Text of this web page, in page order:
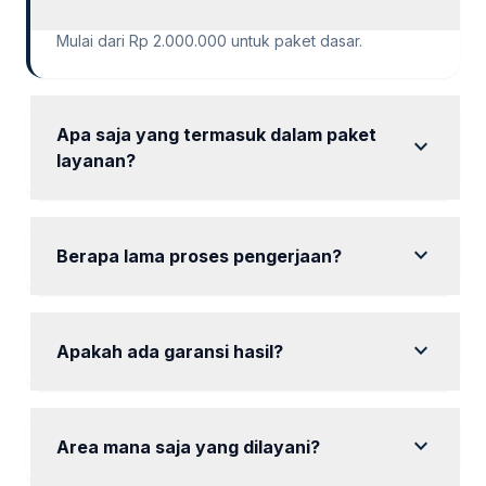
Mulai dari Rp 2.000.000 untuk paket dasar.
Apa saja yang termasuk dalam paket
layanan?
expand_more
Berapa lama proses pengerjaan? expand_more
Apakah ada garansi hasil? expand_more
Area mana saja yang dilayani? expand_more